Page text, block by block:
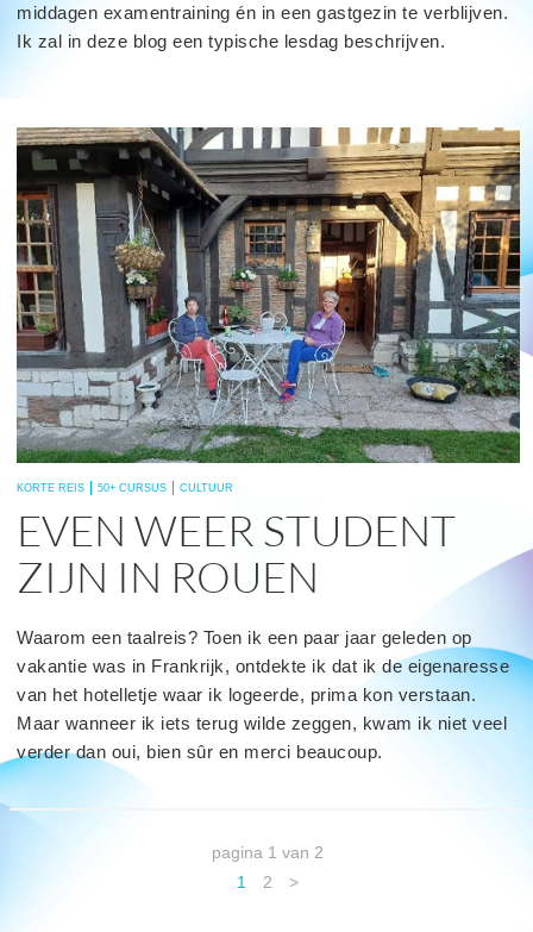
middagen examentraining én in een gastgezin te verblijven.
Ik zal in deze blog een typische lesdag beschrijven.
read
more
KORTE REIS 50+ CURSUS CULTUUR
EVEN WEER STUDENT
ZIJN IN ROUEN
Waarom een taalreis? Toen ik een paar jaar geleden op
vakantie was in Frankrijk, ontdekte ik dat ik de eigenaresse
van het hotelletje waar ik logeerde, prima kon verstaan.
Maar wanneer ik iets terug wilde zeggen, kwam ik niet veel
verder dan oui, bien sûr en merci beaucoup.
pagina 1 van 2
1
2 >